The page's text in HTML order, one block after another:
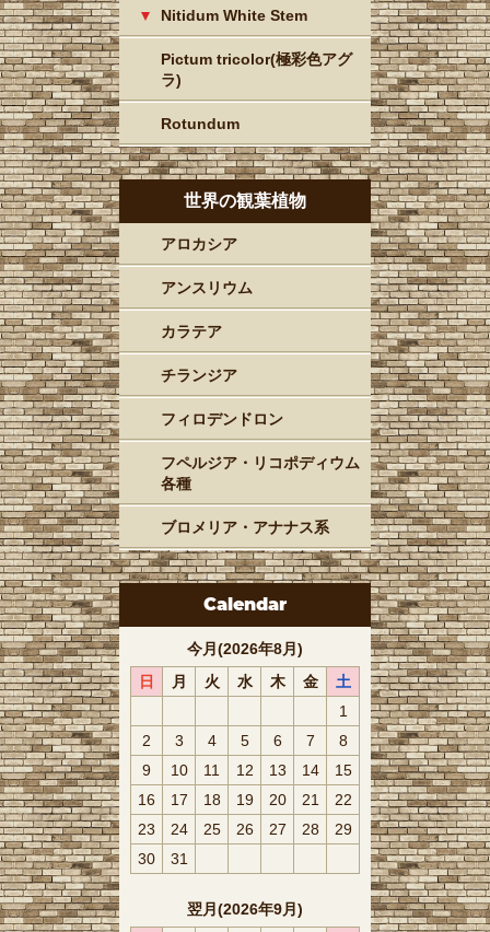
Nitidum White Stem
Pictum tricolor(極彩色アグ
ラ)
Rotundum
世界の観葉植物
アロカシア
アンスリウム
カラテア
チランジア
フィロデンドロン
フペルジア・リコポディウム
各種
ブロメリア・アナナス系
Calendar
今月(2026年8月)
日
月 火 水 木 金
土
1
2
3 4 5 6 7
8
9
10 11 12 13 14
15
16
17 18 19 20 21
22
23
24 25 26 27 28
29
30
31
翌月(2026年9月)